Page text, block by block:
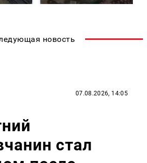
новость
07.08.2026, 14:05
стал